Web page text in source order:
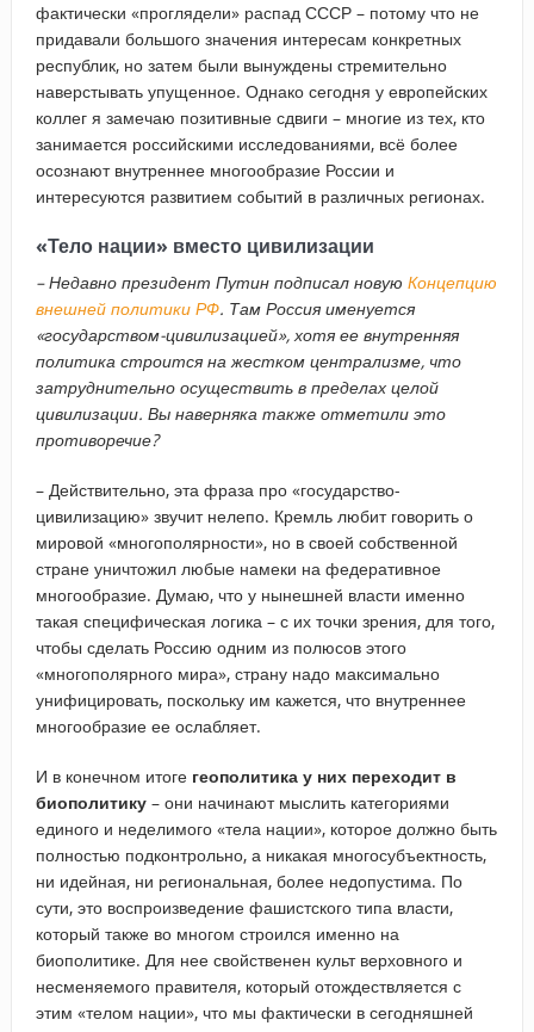
фактически «проглядели» распад СССР – потому что не
придавали большого значения интересам конкретных
республик, но затем были вынуждены стремительно
наверстывать упущенное. Однако сегодня у европейских
коллег я замечаю позитивные сдвиги – многие из тех, кто
занимается российскими исследованиями, всё более
осознают внутреннее многообразие России и
интересуются развитием событий в различных регионах.
«Тело нации» вместо цивилизации
–​ Недавно президент Путин подписал новую Концепцию
внешней политики РФ. Там Россия именуется
«государством-цивилизацией», хотя ее внутренняя
политика строится на жестком централизме, что
затруднительно осуществить в пределах целой
цивилизации. Вы наверняка также отметили это
противоречие?
– Действительно, эта фраза про «государство-
цивилизацию» звучит нелепо. Кремль любит говорить о
мировой «многополярности», но в своей собственной
стране уничтожил любые намеки на федеративное
многообразие. Думаю, что у нынешней власти именно
такая специфическая логика – с их точки зрения, для того,
чтобы сделать Россию одним из полюсов этого
«многополярного мира», страну надо максимально
унифицировать, поскольку им кажется, что внутреннее
многообразие ее ослабляет.
И в конечном итоге геополитика у них переходит в
биополитику– они начинают мыслить категориями
единого и неделимого «тела нации», которое должно быть
полностью подконтрольно, а никакая многосубъектность,
ни идейная, ни региональная, более недопустима. По
сути, это воспроизведение фашистского типа власти,
который также во многом строился именно на
биополитике. Для нее свойственен культ верховного и
несменяемого правителя, который отождествляется с
этим «телом нации», что мы фактически в сегодняшней